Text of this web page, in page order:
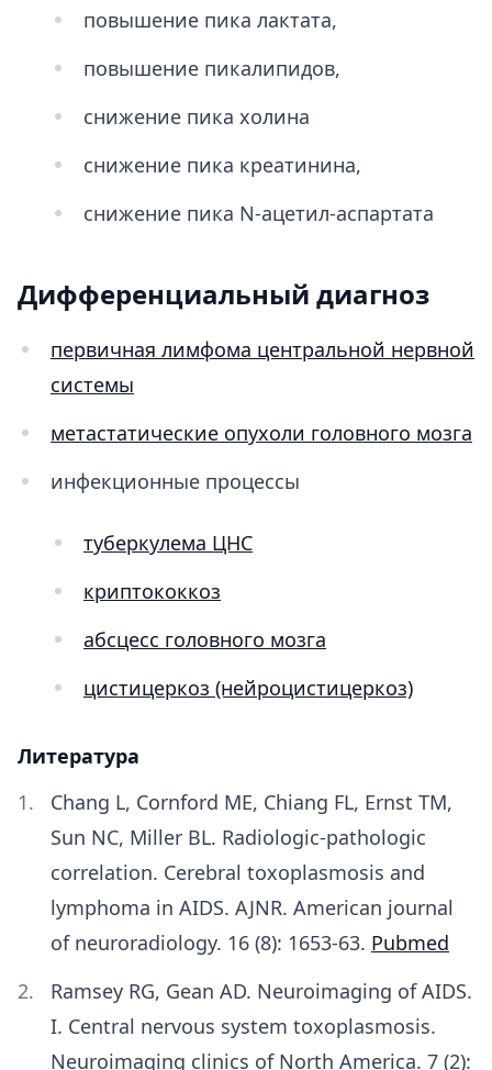
повышение пика лактата,
повышение пикалипидов,
снижение пика холина
снижение пика креатинина,
снижение пика N-ацетил-аспартата
Дифференциальный диагноз
первичная лимфома центральной нервной
системы
метастатические опухоли головного мозга
инфекционные процессы
туберкулема ЦНС
криптококкоз
абсцесс головного мозга
цистицеркоз (нейроцистицеркоз)
Литература
Chang L, Cornford ME, Chiang FL, Ernst TM,
Sun NC, Miller BL. Radiologic-pathologic
correlation. Cerebral toxoplasmosis and
lymphoma in AIDS. AJNR. American journal
of neuroradiology. 16 (8): 1653-63. Pubmed
Ramsey RG, Gean AD. Neuroimaging of AIDS.
I. Central nervous system toxoplasmosis.
Neuroimaging clinics of North America. 7 (2):